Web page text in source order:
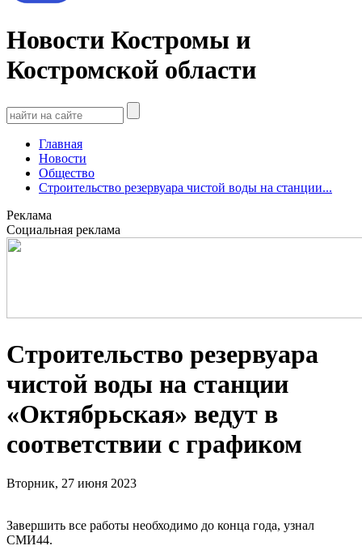
Новости Костромы и
Костромской области
Главная
Новости
Общество
Строительство резервуара чистой воды на станции...
Реклама
Социальная реклама
Строительство резервуара
чистой воды на станции
«Октябрьская» ведут в
соответствии с графиком
Вторник, 27 июня 2023
Завершить все работы необходимо до конца года, узнал
СМИ44.